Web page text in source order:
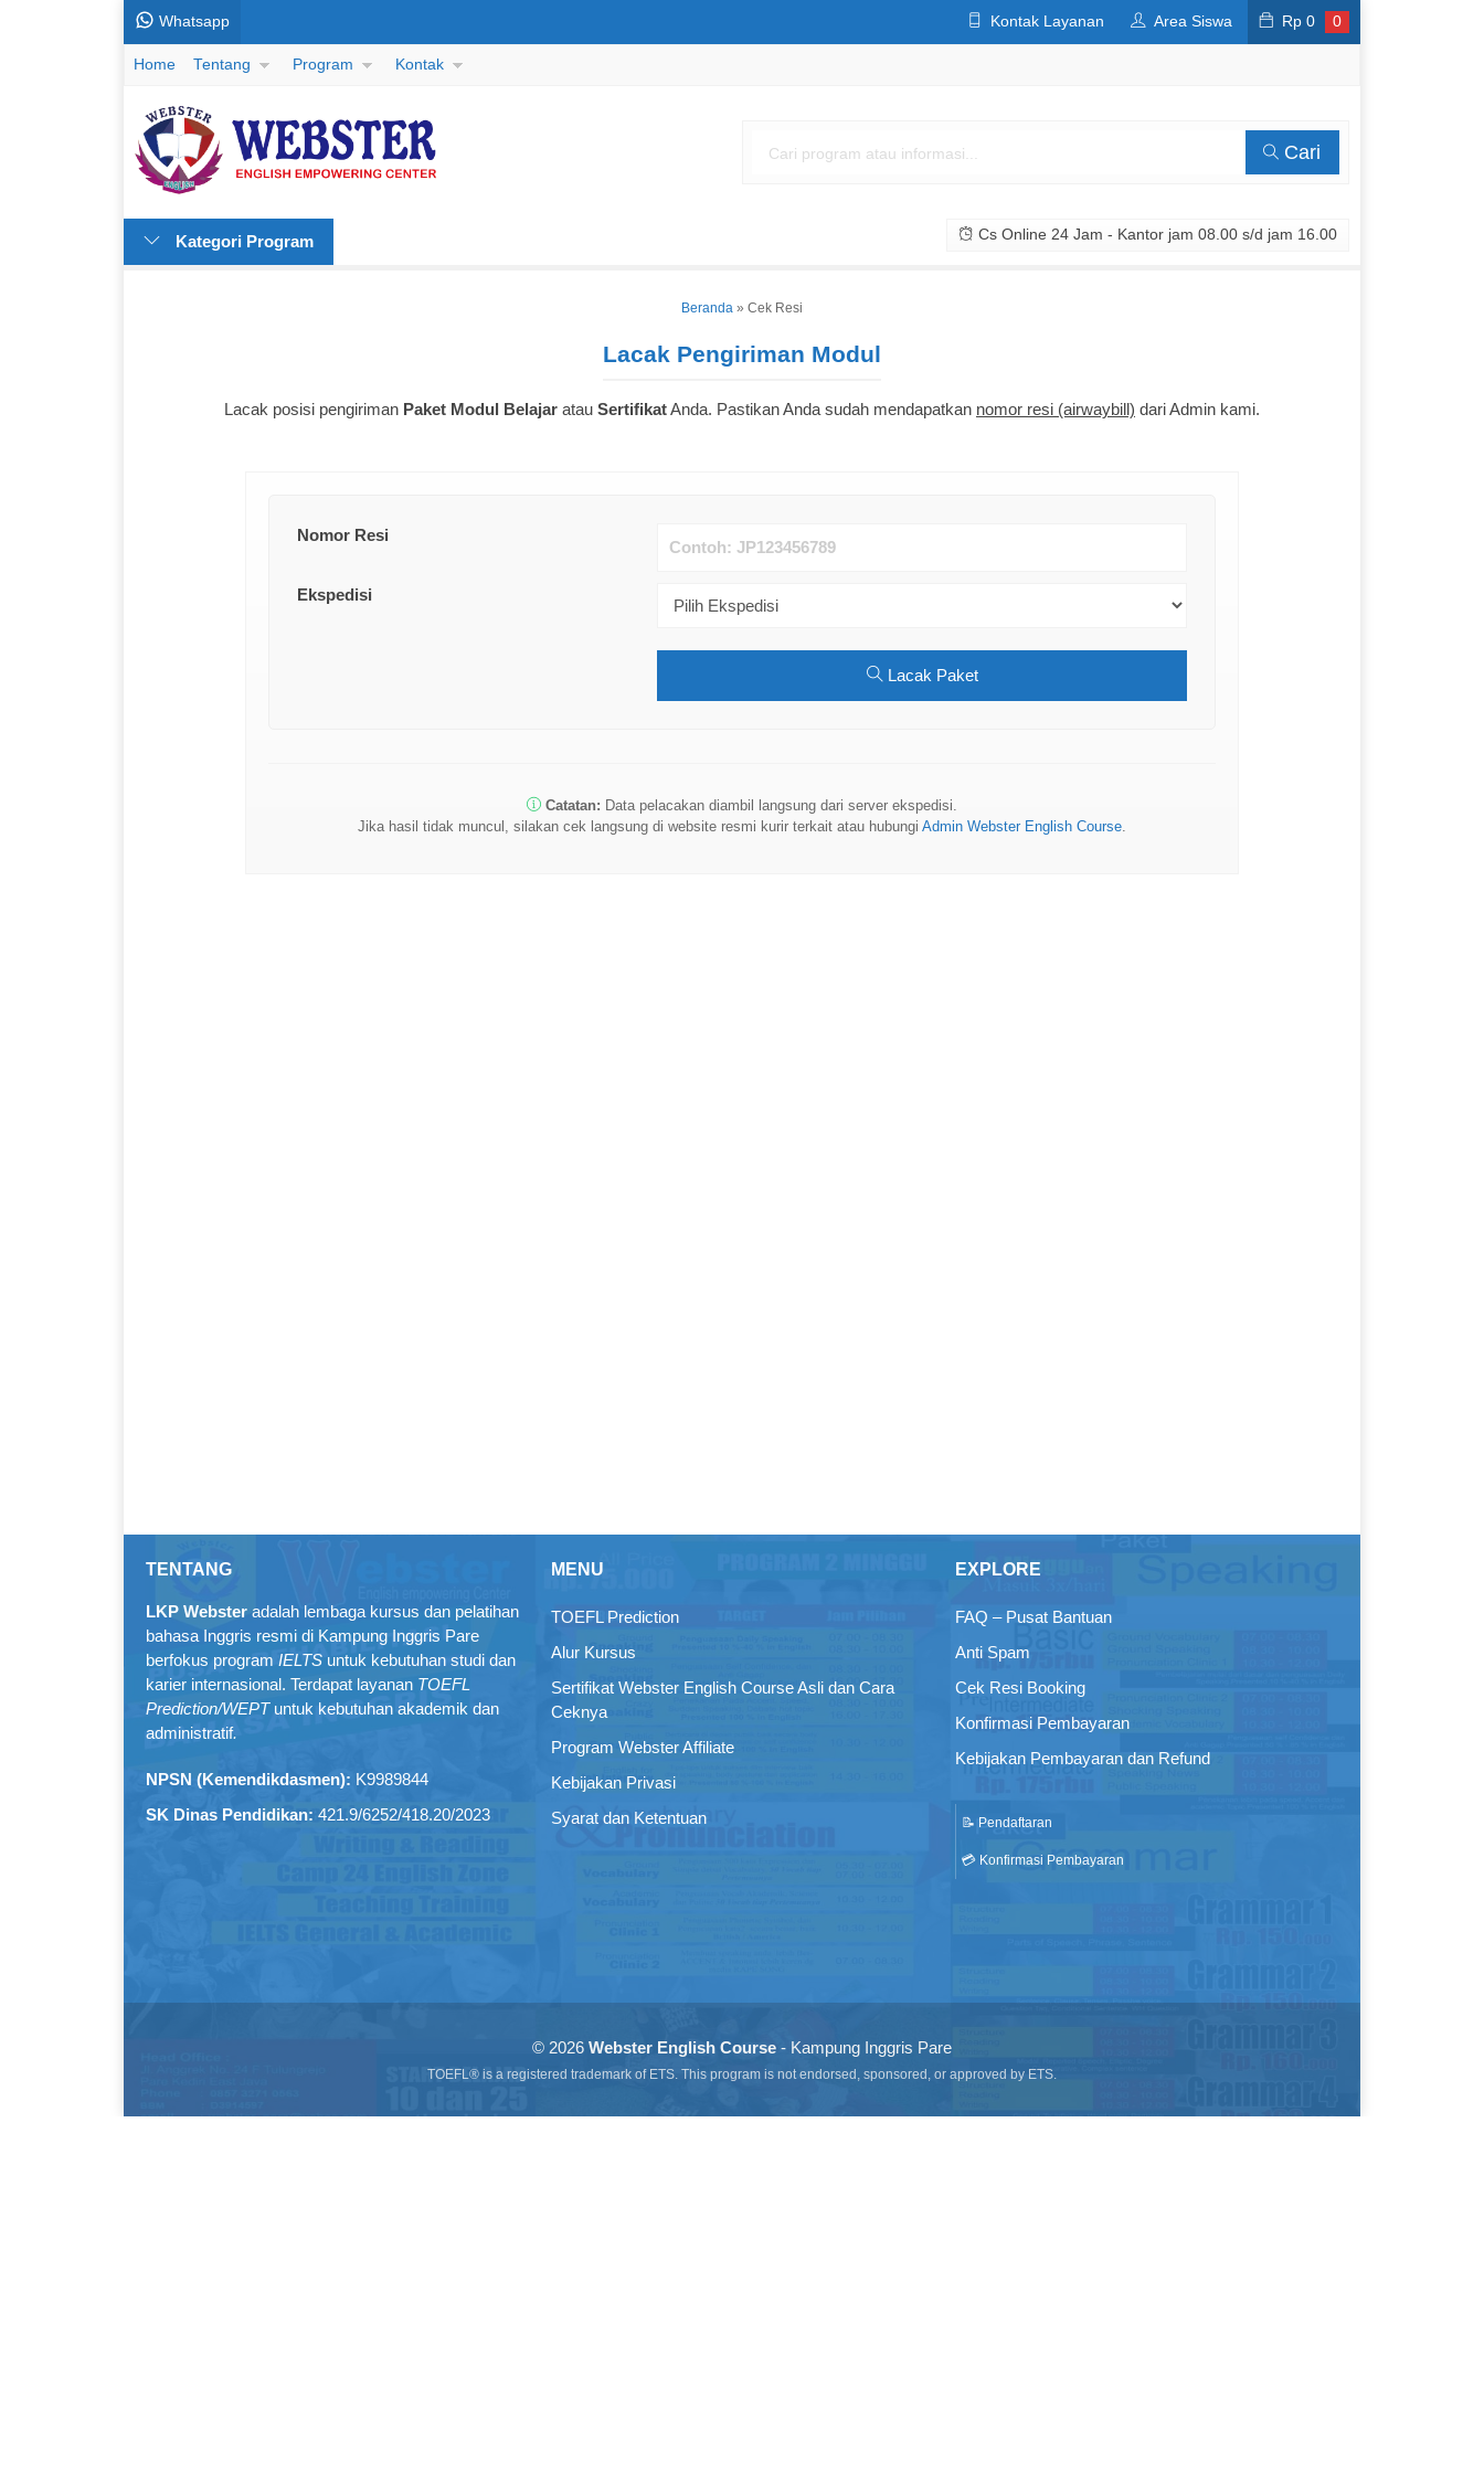
Whatsapp Kontak Layanan Area Siswa Rp 0 0
Home Tentang Program Kontak
Cari
Kategori Program Cs Online 24 Jam - Kantor jam 08.00 s/d jam 16.00
Beranda » Cek Resi
Lacak Pengiriman Modul
Lacak posisi pengiriman Paket Modul Belajar atau SertifikatAnda. Pastikan Anda sudah mendapatkan nomor resi (airwaybill) dari Admin kami.
Nomor Resi
Ekspedisi
Lacak Paket
Catatan: Data pelacakan diambil langsung dari server ekspedisi.
Jika hasil tidak muncul, silakan cek langsung di website resmi kurir terkait atau hubungi Admin Webster English Course.
TENTANG
LKP Webster adalah lembaga kursus dan pelatihan
bahasa Inggris resmi di Kampung Inggris Pare
berfokus program IELTS untuk kebutuhan studi dan
karier internasional. Terdapat layanan TOEFL
Prediction/WEPTuntuk kebutuhan akademik dan
administratif.
NPSN (Kemendikdasmen): K9989844
SK Dinas Pendidikan: 421.9/6252/418.20/2023
MENU
TOEFL Prediction
Alur Kursus
Sertifikat Webster English Course Asli dan Cara
Ceknya
Program Webster Affiliate
Kebijakan Privasi
Syarat dan Ketentuan
EXPLORE
FAQ – Pusat Bantuan
Anti Spam
Cek Resi Booking
Konfirmasi Pembayaran
Kebijakan Pembayaran dan Refund
📝 Pendaftaran
💳 Konfirmasi Pembayaran
© 2026 Webster English Course - Kampung Inggris Pare
TOEFL® is a registered trademark of ETS. This program is not endorsed, sponsored, or approved by ETS.